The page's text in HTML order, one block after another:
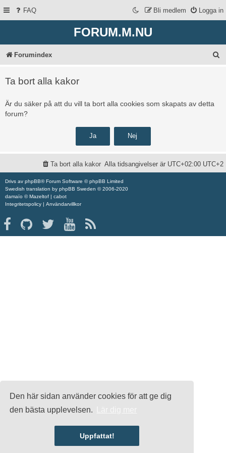
Den här sidan använder cookies för att ge dig
den bästa upplevelsen.
Uppfattat!
FAQ Logga in
Bli medlem
FORUM.M.NU
Forumindex
Ta bort alla kakor
Är du säker på att du vill ta bort alla cookies som skapats av detta
forum?
Alla tidsangivelser är UTC+02:00 UTC+2
Ta bort alla kakor
Drivs av phpBB® Forum Software © phpBB Limited
Swedish translation by phpBB Sweden © 2006-2020
damaïo ©Mazeltof | cabot
Integritetspolicy | Användarvillkor